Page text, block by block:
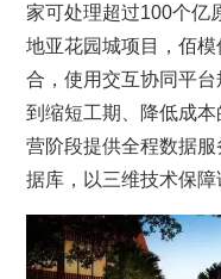
家可处理超过100个亿
地亚花园城项目，佰
合，使用交互协同平
到缩短工期、降低成
营阶段提供全程数据
据库，以三维技术保障